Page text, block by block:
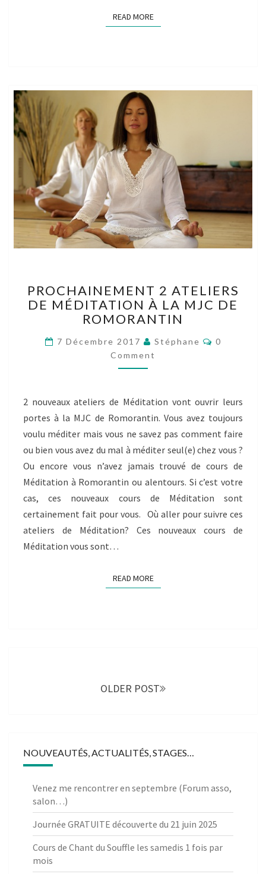
READ MOREREAD MORE
2
ATELIERS
DE
À
LA
MJC
ROMORANTIN
PROCHAINEMENT 2 ATELIERS
DE MÉDITATION À LA MJC DE
ROMORANTIN
7 Décembre 2017 Stéphane Comments
0
Comment
2 nouveaux ateliers de Méditation vont ouvrir leurs
portes à la MJC de Romorantin. Vous avez toujours
voulu méditer mais vous ne savez pas comment faire
ou bien vous avez du mal à méditer seul(e) chez vous ?
Ou encore vous n’avez jamais trouvé de cours de
Méditation à Romorantin ou alentours. Si c’est votre
cas, ces nouveaux cours de Méditation sont
certainement fait pour vous. Où aller pour suivre ces
ateliers de Méditation? Ces nouveaux cours de
Méditation vous sont…
READ MOREREAD MORE
OLDER POST
NOUVEAUTÉS, ACTUALITÉS, STAGES…
Venez me rencontrer en septembre (Forum asso,
salon…)
Journée GRATUITE découverte du 21 juin 2025
Cours de Chant du Souffle les samedis 1 fois par
mois